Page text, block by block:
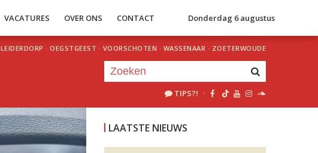
VACATURES OVER ONS CONTACT Donderdag 6 augustus
LEIDERDORP · OEGSTGEEST · VOORSCHOTEN · WASSENAAR · ZOETERWOUDE
TIPS?! ·
LAATSTE NIEUWS